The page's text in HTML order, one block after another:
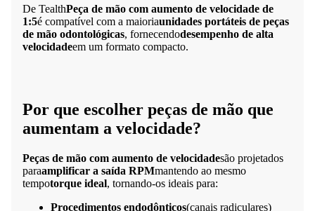
De TealthPeça de mão com aumento de velocidade de
1:5é compatível com a maioriaunidades portáteis de peças
de mão odontológicas, fornecendodesempenho de alta
velocidadeem um formato compacto.
Por que escolher peças de mão que
aumentam a velocidade?
Peças de mão com aumento de velocidadesão projetados
paraamplificar a saída RPMmantendo ao mesmo
tempotorque ideal, tornando-os ideais para:
Procedimentos endodônticos(canais radiculares)